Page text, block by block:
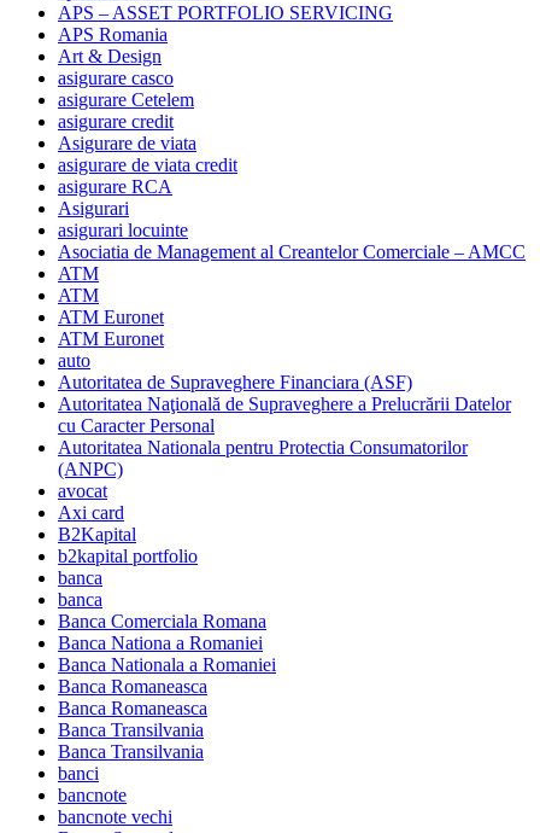
APS – ASSET PORTFOLIO SERVICING
APS Romania
Art & Design
asigurare casco
asigurare Cetelem
asigurare credit
Asigurare de viata
asigurare de viata credit
asigurare RCA
Asigurari
asigurari locuinte
Asociatia de Management al Creantelor Comerciale – AMCC
ATM
ATM
ATM Euronet
ATM Euronet
auto
Autoritatea de Supraveghere Financiara (ASF)
Autoritatea Naţională de Supraveghere a Prelucrării Datelor
cu Caracter Personal
Autoritatea Nationala pentru Protectia Consumatorilor
(ANPC)
avocat
Axi card
B2Kapital
b2kapital portfolio
banca
banca
Banca Comerciala Romana
Banca Nationa a Romaniei
Banca Nationala a Romaniei
Banca Romaneasca
Banca Romaneasca
Banca Transilvania
Banca Transilvania
banci
bancnote
bancnote vechi